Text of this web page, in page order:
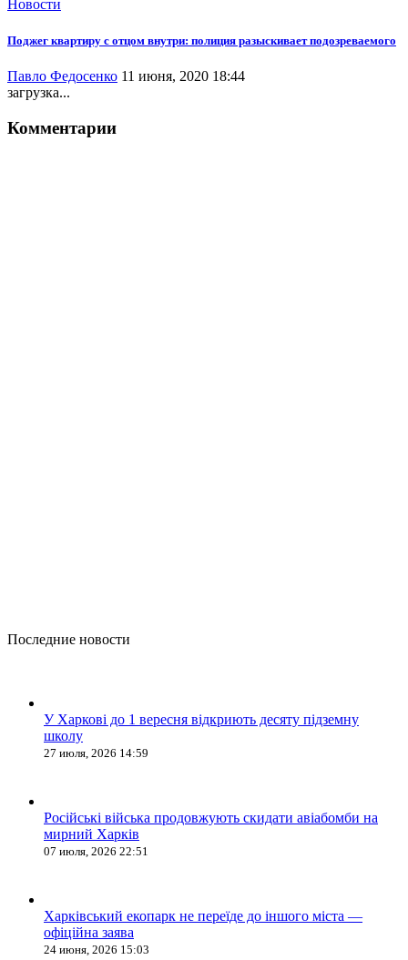
Новости
Поджег квартиру с отцом внутри: полиция разыскивает подозреваемого
Павло Федосенко 11 июня, 2020 18:44
загрузка...
Комментарии
Последние новости
У Харкові до 1 вересня відкриють десяту підземну
школу
27 июля, 2026 14:59
Російські війська продовжують скидати авіабомби на
мирний Харків
07 июля, 2026 22:51
Харківський екопарк не переїде до іншого міста —
офіційна заява
24 июня, 2026 15:03